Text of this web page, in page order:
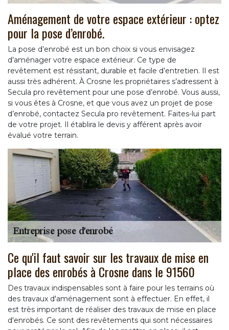
Aménagement de votre espace extérieur : optez
pour la pose d’enrobé.
La pose d’enrobé est un bon choix si vous envisagez
d’aménager votre espace extérieur. Ce type de
revêtement est résistant, durable et facile d’entretien. Il est
aussi très adhérent. À Crosne les propriétaires s’adressent à
Secula pro revêtement pour une pose d’enrobé. Vous aussi,
si vous êtes à Crosne, et que vous avez un projet de pose
d’enrobé, contactez Secula pro revêtement. Faites-lui part
de votre projet. Il établira le devis y afférent après avoir
évalué votre terrain.
Ce qu'il faut savoir sur les travaux de mise en
place des enrobés à Crosne dans le 91560
Des travaux indispensables sont à faire pour les terrains où
des travaux d'aménagement sont à effectuer. En effet, il
est très important de réaliser des travaux de mise en place
d'enrobés. Ce sont des revêtements qui sont nécessaires